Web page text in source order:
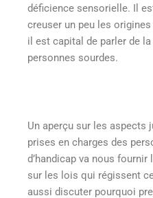
déficience sensorielle. Il
creuser un peu les
il est capital de parler de
personnes sourdes.
Un aperçu sur les
prises en charges des
d’handicap va nous
sur les lois qui régissent
aussi discuter pourquoi